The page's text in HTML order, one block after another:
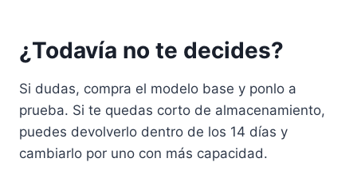
¿Todavía no te decides?
Si dudas, compra el modelo base y ponlo a
prueba. Si te quedas corto de almacenamiento,
puedes devolverlo dentro de los 14 días y
cambiarlo por uno con más capacidad.